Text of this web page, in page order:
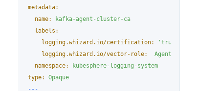
metadata:
name:
kafka-agent-cluster-ca
labels:
logging.whizard.io/certification:
'true'
logging.whizard.io/vector-role:
Agent
namespace:
kubesphere-logging-system
type:
Opaque
---